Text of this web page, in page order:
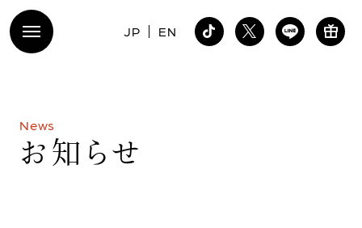
JP EN
News
お 知 ら せ